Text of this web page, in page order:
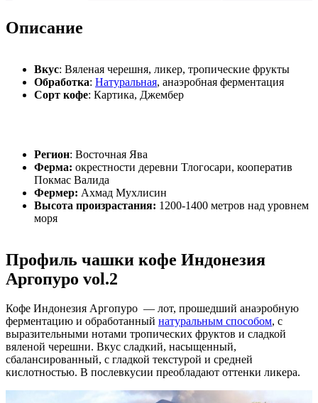
Описание
Вкус: Вяленая черешня, ликер, тропические фрукты
Обработка: Натуральная, анаэробная ферментация
Сорт кофе: Картика, Джембер
Регион: Восточная Ява
Ферма: окрестности деревни Тлогосари, кооператив
Покмас Валида
Фермер: Ахмад Мухлисин
Высота произрастания: 1200-1400 метров над уровнем
моря
Профиль чашки кофе Индонезия
Аргопуро vol.2
Кофе Индонезия Аргопуро — лот, прошедший анаэробную
ферментацию и обработанный натуральным способом, с
выразительными нотами тропических фруктов и сладкой
вяленой черешни. Вкус сладкий, насыщенный,
сбалансированный, с гладкой текстурой и средней
кислотностью. В послевкусии преобладают оттенки ликера.